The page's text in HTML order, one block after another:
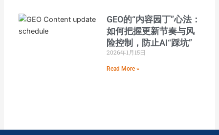
GEO的“内容园丁”心法：
如何把握更新节奏与风
险控制，防止AI“踩坑”
2026年1月15日
Read More »